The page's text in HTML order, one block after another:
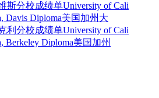
斯分校成绩单University of Cali
Davis Diploma美国加州大
利分校成绩单University of Cali
Berkeley Diploma美国加州